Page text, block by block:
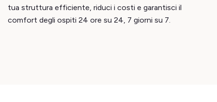
tua struttura efficiente, riduci i costi e garantisci il
comfort degli ospiti 24 ore su 24, 7 giorni su 7.